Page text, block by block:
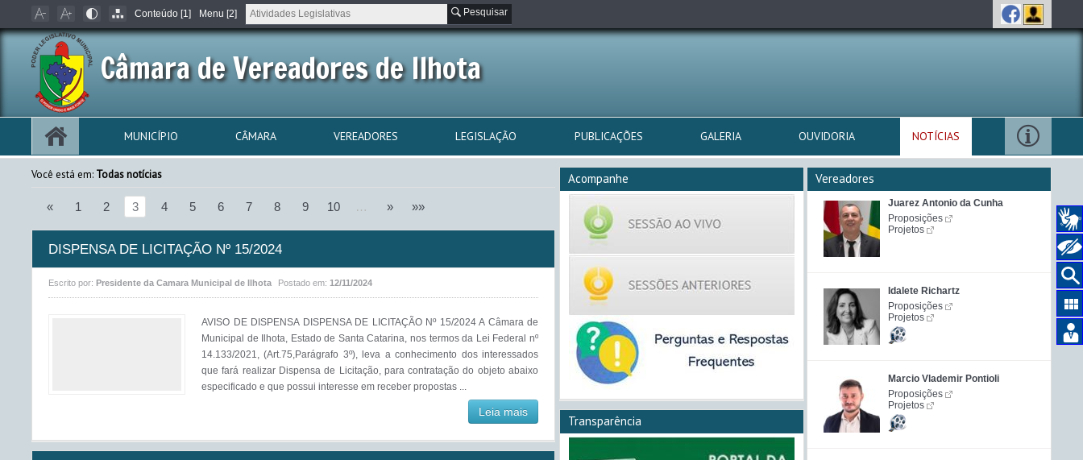
Conteúdo [1] Menu [2] Pesquisar
Câmara de Vereadores de Ilhota
MUNICÍPIO CÂMARA VEREADORES LEGISLAÇÃO PUBLICAÇÕES GALERIA OUVIDORIA NOTÍCIAS
Você está em: Todas notícias
« 1 2 3 4 5 6 7 8 9 10 … » »»
DISPENSA DE LICITAÇÃO Nº 15/2024
Escrito por: Presidente da Camara Municipal de Ilhota Postado em: 12/11/2024
AVISO DE DISPENSA DISPENSA DE LICITAÇÃO Nº 15/2024 A Câmara de
Municipal de Ilhota, Estado de Santa Catarina, nos termos da Lei Federal nº
14.133/2021, (Art.75,Parágrafo 3º), leva a conhecimento dos interessados
que fará realizar Dispensa de Licitação, para contratação do objeto abaixo
especificado e que possui interesse em receber propostas ...
Leia mais
Vereadores
Juarez Antonio da Cunha
Proposições
Projetos
Idalete Richartz
Proposições
Projetos
Marcio Vlademir Pontioli
Proposições
Projetos
Acompanhe
Transparência